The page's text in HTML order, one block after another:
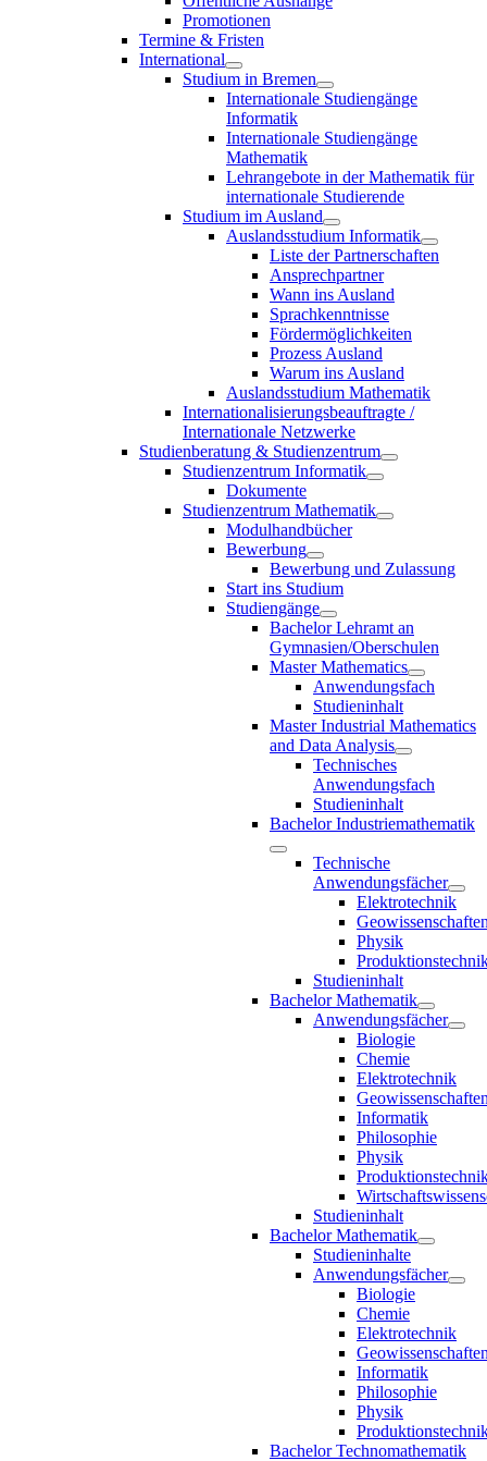
Promotionen
Termine & Fristen
International
Studium in Bremen
Internationale Studiengänge
Informatik
Internationale Studiengänge
Mathematik
Lehrangebote in der Mathematik für
internationale Studierende
Studium im Ausland
Auslandsstudium Informatik
Liste der Partnerschaften
Ansprechpartner
Wann ins Ausland
Sprachkenntnisse
Fördermöglichkeiten
Prozess Ausland
Warum ins Ausland
Auslandsstudium Mathematik
Internationalisierungsbeauftragte /
Internationale Netzwerke
Studienberatung & Studienzentrum
Studienzentrum Informatik
Dokumente
Studienzentrum Mathematik
Modulhandbücher
Bewerbung
Bewerbung und Zulassung
Start ins Studium
Studiengänge
Bachelor Lehramt an
Gymnasien/Oberschulen
Master Mathematics
Anwendungsfach
Studieninhalt
Master Industrial Mathematics
and Data Analysis
Technisches
Anwendungsfach
Studieninhalt
Bachelor Industriemathematik
Technische
Anwendungsfächer
Elektrotechnik
Physik
Studieninhalt
Bachelor Mathematik
Anwendungsfächer
Biologie
Chemie
Elektrotechnik
Informatik
Philosophie
Physik
Studieninhalt
Bachelor Mathematik
Studieninhalte
Anwendungsfächer
Biologie
Chemie
Elektrotechnik
Informatik
Philosophie
Physik
Bachelor Technomathematik